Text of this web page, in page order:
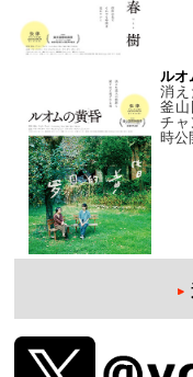
ル
消
釜山
チャ
時公